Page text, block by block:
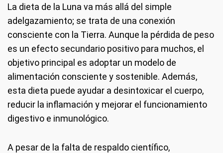
La dieta de la Luna va más allá del simple
adelgazamiento; se trata de una conexión
consciente con la Tierra. Aunque la pérdida de peso
es un efecto secundario positivo para muchos, el
objetivo principal es adoptar un modelo de
alimentación consciente y sostenible. Además,
esta dieta puede ayudar a desintoxicar el cuerpo,
reducir la inflamación y mejorar el funcionamiento
digestivo e inmunológico.
A pesar de la falta de respaldo científico,